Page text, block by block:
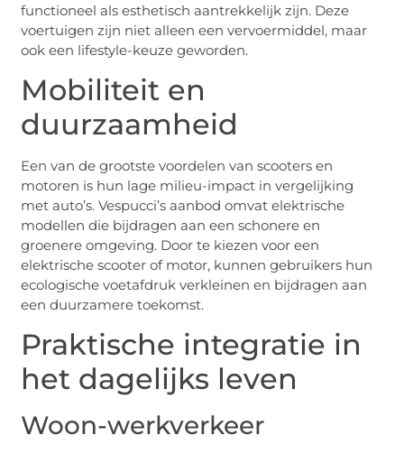
functioneel als esthetisch aantrekkelijk zijn. Deze
voertuigen zijn niet alleen een vervoermiddel, maar
ook een lifestyle-keuze geworden.
Mobiliteit en
duurzaamheid
Een van de grootste voordelen van scooters en
motoren is hun lage milieu-impact in vergelijking
met auto’s. Vespucci’s aanbod omvat elektrische
modellen die bijdragen aan een schonere en
groenere omgeving. Door te kiezen voor een
elektrische scooter of motor, kunnen gebruikers hun
ecologische voetafdruk verkleinen en bijdragen aan
een duurzamere toekomst.
Praktische integratie in
het dagelijks leven
Woon-werkverkeer